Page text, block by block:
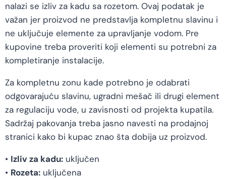
nalazi se izliv za kadu sa rozetom. Ovaj podatak je
važan jer proizvod ne predstavlja kompletnu slavinu i
ne uključuje elemente za upravljanje vodom. Pre
kupovine treba proveriti koji elementi su potrebni za
kompletiranje instalacije.
Za kompletnu zonu kade potrebno je odabrati
odgovarajuću slavinu, ugradni mešač ili drugi element
za regulaciju vode, u zavisnosti od projekta kupatila.
Sadržaj pakovanja treba jasno navesti na prodajnoj
stranici kako bi kupac znao šta dobija uz proizvod.
• Izliv za kadu: uključen
• Rozeta: uključena